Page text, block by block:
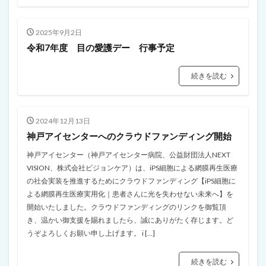
2025年9月2日
令和7年度 目の愛護デー 行事予定
続きを読む
2024年12月13日
神戸アイセンターへのクラウドファンディング開始
神戸アイセンター（神戸アイセンター病院、公益財団法人NEXT
VISION、株式会社ビジョンケア）は、iPS細胞による網膜再生医療
の社会実装を推進するためにクラウドファンディング【iPS細胞に
よる網膜再生医療実用化｜患者さんに光を失わせない未来へ】を
開始いたしました。クラウドファンディングのリンクを御覧頂
き、温かい御支援を賜れましたら、誠にありがたく存じます。ど
うぞよろしくお願い申し上げます。 i […]
続きを読む